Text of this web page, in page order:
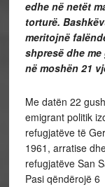
edhe në netët
torturë.
meritojnë
shpresë dhe
në moshën 21
Me datën 22
emigrant politik
refugjatëve të
1961, arratise
refugjatëve San
Pasi qëndërojë